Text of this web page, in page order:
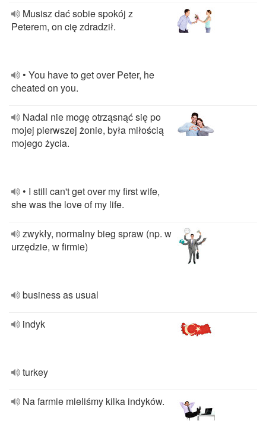
Musisz dać sobie spokój z
Peterem, on cię zdradził.
• You have to get over Peter, he
cheated on you.
Nadal nie mogę otrząsnąć się po
mojej pierwszej żonie, była miłością
mojego życia.
• I still can't get over my first wife,
she was the love of my life.
zwykły, normalny bieg spraw (np. w
urzędzie, w firmie)
business as usual
indyk
turkey
Na farmie mieliśmy kilka indyków.